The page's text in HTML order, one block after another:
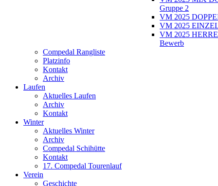
Gruppe 2
VM 2025
VM 2025
VM 2025
Bewerb
Compedal Rangliste
Platzinfo
Kontakt
Archiv
Laufen
Aktuelles Laufen
Archiv
Kontakt
Winter
Aktuelles Winter
Archiv
Compedal Schihütte
Kontakt
17. Compedal Tourenlauf
Verein
Geschichte